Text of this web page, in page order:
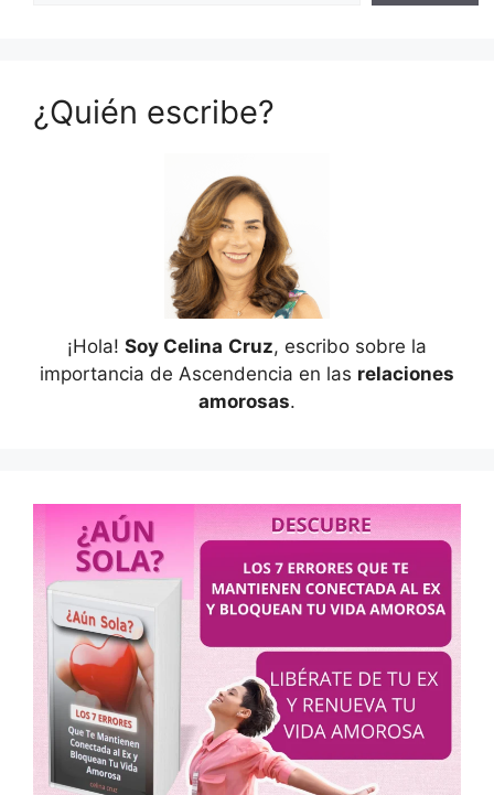
¿Quién escribe?
¡Hola! Soy Celina Cruz, escribo sobre la
importancia de Ascendencia en las relaciones
amorosas.